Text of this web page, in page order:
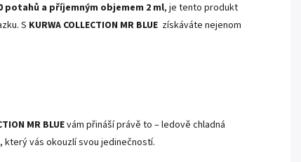
a příjemným objemem 2 ml, je tento produkt
S KURWA COLLECTION MR BLUE získáváte nejenom
MR BLUEvám přináší právě to – ledově chladná
který vás okouzlí svou jedinečností.